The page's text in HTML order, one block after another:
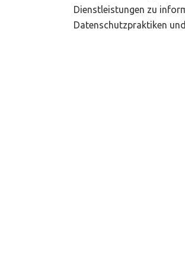
Dienstleistungen zu
Datenschutzpraktiken